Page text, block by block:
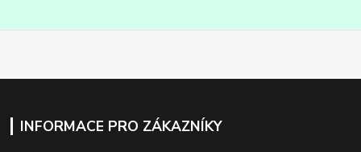
INFORMACE PRO ZÁKAZNÍKY